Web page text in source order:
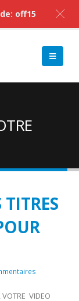
VIDEO
off15